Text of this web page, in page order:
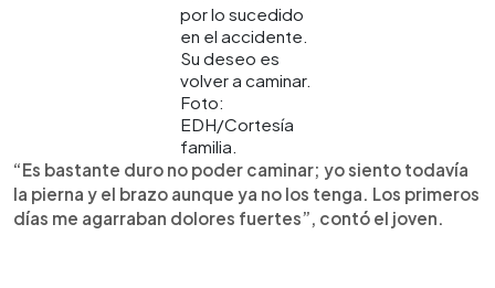
por lo sucedido
en el accidente.
Su deseo es
volver a caminar.
Foto:
EDH/Cortesía
familia.
“Es bastante duro no poder caminar; yo siento todavía
la pierna y el brazo aunque ya no los tenga. Los primeros
días me agarraban dolores fuertes”, contó el joven.